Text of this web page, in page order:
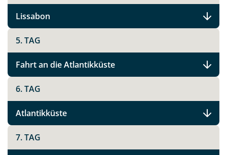
Lissabon
5. TAG
Fahrt an die Atlantikküste
6. TAG
Atlantikküste
7. TAG